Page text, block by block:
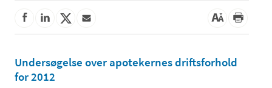
Undersøgelse over apotekernes driftsforhold
for 2012